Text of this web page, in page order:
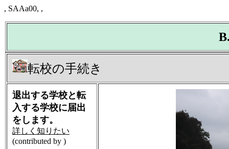
, SAAa00, ,
転校の手続き
退出する学校と転
入する学校に届出
をします。
詳しく知りたい
(contributed by )